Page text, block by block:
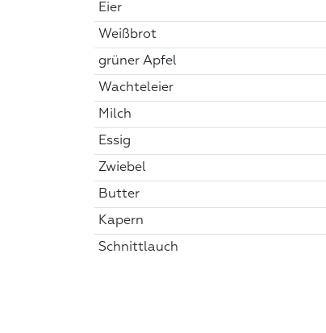
Eier
Weißbrot
grüner Apfel
Wachteleier
Milch
Essig
Zwiebel
Butter
Kapern
Schnittlauch